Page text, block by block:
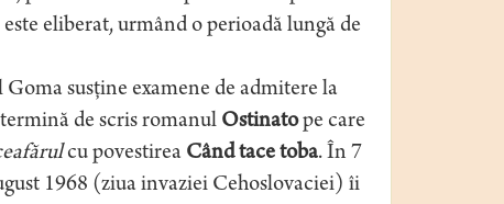
eliberat, urmând o perioadă lungă de
susţine examene de admitere la
de scris romanul Ostinatope care
cu povestirea Când tace toba. În 7
1968 (ziua invaziei Cehoslovaciei) îi